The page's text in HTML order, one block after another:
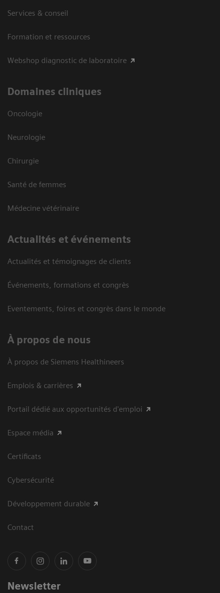
Services & conseil
Formation et ressources
Webshop diagnostic de laboratoire
Domaines cliniques
Oncologie
Neurologie
Chirurgie
Santé de femmes
Médecine vétérinaire
Actualités et événements
Actualités et témoignages de clients
Événements, formations et congrès
Eventements, foires et congrès dans le monde
À propos de nous
À propos de Siemens Healthineers
Emplois & carrières
Portail dédié aux opportunités d'emploi
Espace média
Certificats
Cybersécurité
Développement durable
Contact
Newsletter